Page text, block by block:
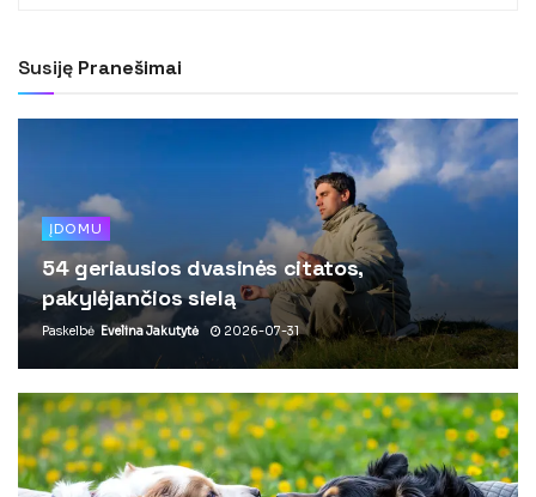
Susiję Pranešimai
ĮDOMU
54 geriausios dvasinės citatos,
pakylėjančios sielą
Paskelbė Evelina Jakutytė 2026-07-31